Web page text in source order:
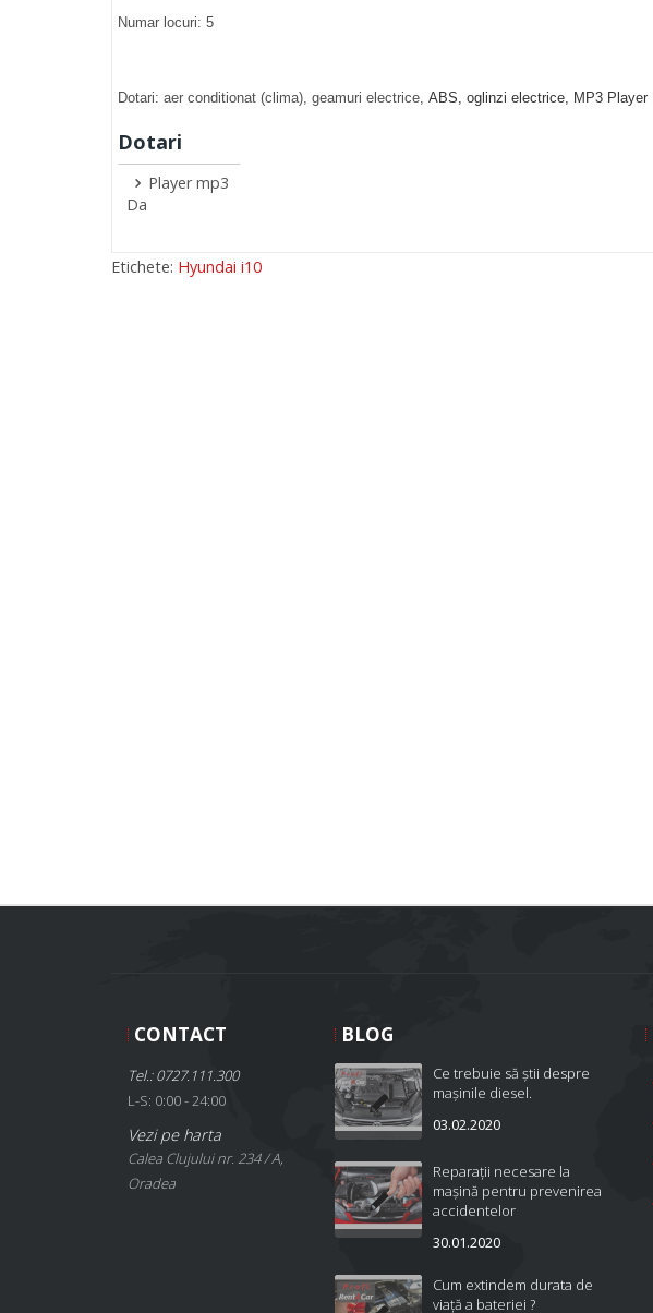
Numar locuri: 5
Dotari: aer conditionat (clima), geamuri electrice, ABS, oglinzi electrice, MP3 Player
Dotari
Player mp3
Da
Etichete: Hyundai i10
CONTACT
Tel.: 0727.111.300
L-S: 0:00 - 24:00
Vezi pe harta
Calea Clujului nr. 234 / A,
Oradea
BLOG
Ce trebuie să știi despre
mașinile diesel.
03.02.2020
Reparații necesare la
mașină pentru prevenirea
accidentelor
30.01.2020
Cum extindem durata de
viață a bateriei ?